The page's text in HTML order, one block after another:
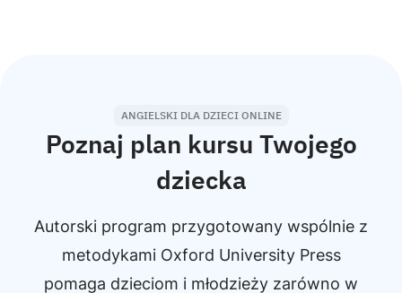
ANGIELSKI DLA DZIECI ONLINE
Poznaj plan kursu Twojego
dziecka
Autorski program przygotowany wspólnie z
metodykami Oxford University Press
pomaga dzieciom i młodzieży zarówno w